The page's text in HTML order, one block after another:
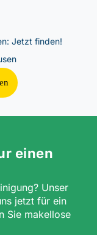
Jetzt finden!
einen
Unser
jetzt für ein
Sie makellose